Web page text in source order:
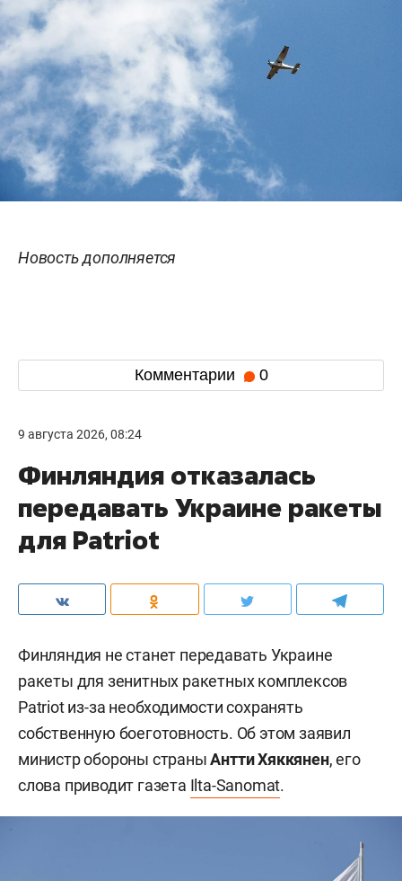
Новость дополняется
Комментарии 0
9 августа 2026, 08:24
Финляндия отказалась
передавать Украине ракеты
для Patriot
Финляндия не станет передавать Украине
ракеты для зенитных ракетных комплексов
Patriot из-за необходимости сохранять
собственную боеготовность. Об этом заявил
министр обороны страныАнтти Хяккянен, его
слова приводит газета Ilta-Sanomat.